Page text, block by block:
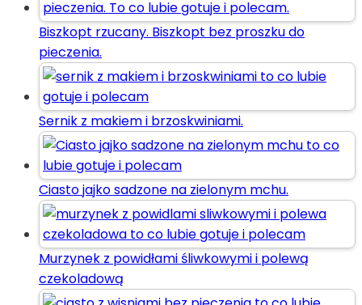
Biszkopt rzucany. Biszkopt bez proszku do
pieczenia.
Sernik z makiem i brzoskwiniami.
Ciasto jajko sadzone na zielonym mchu.
Murzynek z powidłami śliwkowymi i polewą
czekoladową